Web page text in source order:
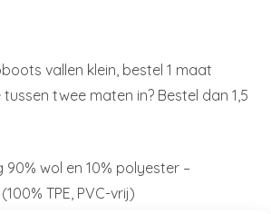
vallen klein, bestel 1 maat
twee maten in? Bestel dan 1,5
90% wol en 10% polyester –
TPE, PVC-vrij)